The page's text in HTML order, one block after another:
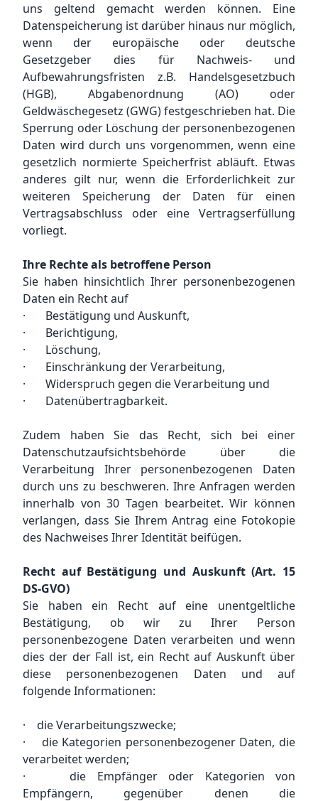
uns geltend gemacht werden können. Eine
Datenspeicherung ist darüber hinaus nur möglich,
wenn der europäische oder deutsche
Gesetzgeber dies für Nachweis- und
Aufbewahrungsfristen z.B. Handelsgesetzbuch
(HGB), Abgabenordnung (AO) oder
Geldwäschegesetz (GWG) festgeschrieben hat. Die
Sperrung oder Löschung der personenbezogenen
Daten wird durch uns vorgenommen, wenn eine
gesetzlich normierte Speicherfrist abläuft. Etwas
anderes gilt nur, wenn die Erforderlichkeit zur
weiteren Speicherung der Daten für einen
Vertragsabschluss oder eine Vertragserfüllung
vorliegt.
Ihre Rechte als betroffene Person
Sie haben hinsichtlich Ihrer personenbezogenen
Daten ein Recht auf
· Bestätigung und Auskunft,
· Berichtigung,
· Löschung,
· Einschränkung der Verarbeitung,
· Widerspruch gegen die Verarbeitung und
· Datenübertragbarkeit.
Zudem haben Sie das Recht, sich bei einer
Datenschutzaufsichtsbehörde über die
Verarbeitung Ihrer personenbezogenen Daten
durch uns zu beschweren. Ihre Anfragen werden
innerhalb von 30 Tagen bearbeitet. Wir können
verlangen, dass Sie Ihrem Antrag eine Fotokopie
des Nachweises Ihrer Identität beifügen.
Recht auf Bestätigung und Auskunft (Art. 15
DS-GVO)
Sie haben ein Recht auf eine unentgeltliche
Bestätigung, ob wir zu Ihrer Person
personenbezogene Daten verarbeiten und wenn
dies der der Fall ist, ein Recht auf Auskunft über
diese personenbezogenen Daten und auf
folgende Informationen:
· die Verarbeitungszwecke;
· die Kategorien personenbezogener Daten, die
verarbeitet werden;
· die Empfänger oder Kategorien von
Empfängern, gegenüber denen die